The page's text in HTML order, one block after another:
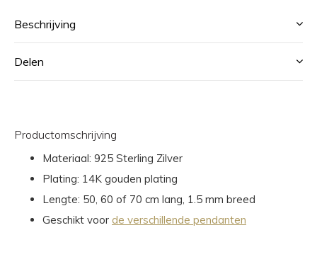
Beschrijving
Delen
Productomschrijving
Materiaal: 925 Sterling Zilver
Plating: 14K gouden plating
Lengte: 50, 60 of 70 cm lang, 1.5 mm breed
Geschikt voor de verschillende pendanten